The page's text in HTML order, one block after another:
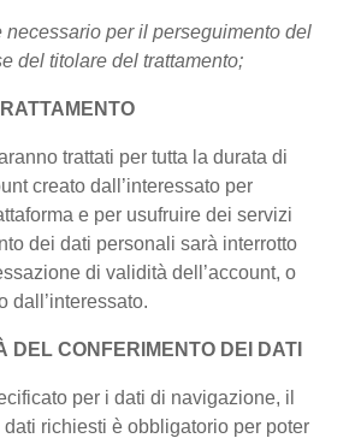
necessario per il perseguimento del
del titolare del trattamento;
trattati per tutta la durata di
creato dall’interessato per
e per usufruire dei servizi
dei dati personali sarà interrotto
di validità dell’account, o
dall’interessato.
DEL CONFERIMENTO DEI DATI
per i dati di navigazione, il
richiesti è obbligatorio per poter